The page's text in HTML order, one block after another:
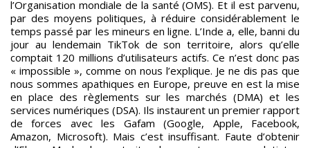
l’Organisation mondiale de la santé (OMS). Et il est parvenu,
par des moyens politiques, à réduire considérablement le
temps passé par les mineurs en ligne. L’Inde a, elle, banni du
jour au lendemain TikTok de son territoire, alors qu’elle
comptait 120 millions d’utilisateurs actifs. Ce n’est donc pas
« impossible », comme on nous l’explique. Je ne dis pas que
nous sommes apathiques en Europe, preuve en est la mise
en place des règlements sur les marchés (DMA) et les
services numériques (DSA). Ils instaurent un premier rapport
de forces avec les Gafam (Google, Apple, Facebook,
Amazon, Microsoft). Mais c’est insuffisant. Faute d’obtenir